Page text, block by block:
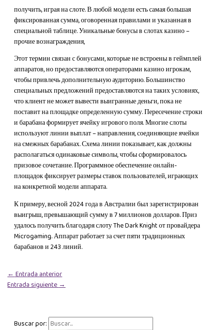
получить, играя на слоте. В любой модели есть самая большая
фиксированная сумма, оговоренная правилами и указанная в
специальной таблице. Уникальные бонусы в слотах казино –
прочие вознаграждения,
Этот термин связан с бонусами, которые не встроены в геймплей
аппаратов, но предоставляются операторами казино игрокам,
чтобы привлечь дополнительную аудиторию. Большинство
специальных предложений предоставляются на таких условиях,
что клиент не может вывести выигранные деньги, пока не
поставит на площадке определенную сумму. Пересечение строки
и барабана формирует ячейку игрового поля. Многие слоты
используют линии выплат – направления, соединяющие ячейки
на смежных барабанах. Схема линии показывает, как должны
располагаться одинаковые символы, чтобы сформировалось
призовое сочетание. Программное обеспечение онлайн-
площадок фиксирует размеры ставок пользователей, играющих
на конкретной модели аппарата.
К примеру, весной 2024 года в Австралии был зарегистрирован
выигрыш, превышающий сумму в 7 миллионов долларов. Приз
удалось получить благодаря слоту The Dark Knight от провайдера
Microgaming. Аппарат работает за счет пяти традиционных
барабанов и 243 линий.
←Entrada anterior
Entrada siguiente→
Buscar por: